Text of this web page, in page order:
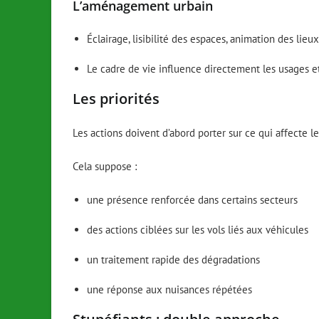
L’aménagement urbain
Éclairage, lisibilité des espaces, animation des
Le cadre de vie influence directement les usages
Les priorités
Les actions doivent d’abord porter sur ce qui affecte
Cela suppose :
une présence renforcée dans certains secteurs
des actions ciblées sur les vols liés aux véhicules
un traitement rapide des dégradations
une réponse aux nuisances répétées